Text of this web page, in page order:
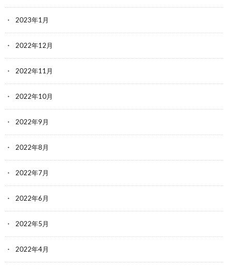
2023年1月
2022年12月
2022年11月
2022年10月
2022年9月
2022年8月
2022年7月
2022年6月
2022年5月
2022年4月